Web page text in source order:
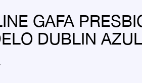
GAFA
DUBLIN